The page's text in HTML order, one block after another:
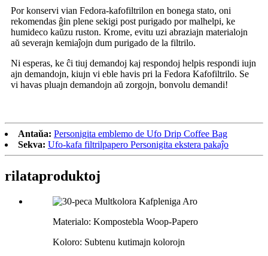
Por konservi vian Fedora-kafofiltrilon en bonega stato, oni
rekomendas ĝin plene sekigi post purigado por malhelpi, ke
humideco kaŭzu ruston. Krome, evitu uzi abraziajn materialojn
aŭ severajn kemiaĵojn dum purigado de la filtrilo.
Ni esperas, ke ĉi tiuj demandoj kaj respondoj helpis respondi iujn
ajn demandojn, kiujn vi eble havis pri la Fedora Kafofiltrilo. Se
vi havas pluajn demandojn aŭ zorgojn, bonvolu demandi!
Antaŭa: Personigita emblemo de Ufo Drip Coffee Bag
Sekva: Ufo-kafa filtrilpapero Personigita ekstera pakaĵo
rilataproduktoj
Materialo: Kompostebla Woop-Papero
Koloro: Subtenu kutimajn kolorojn